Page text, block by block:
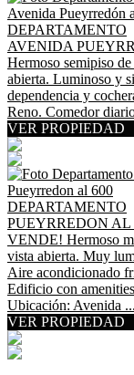
DEPARTAMENTO
AVENIDA
Hermoso semipiso
abierta. Luminoso y
dependencia y
Reno. Comedor
VER PROPIEDAD
DEPARTAMENTO
PUEYRREDON AL
VENDE! Hermoso
vista abierta. Muy
Aire acondicionado
Edificio con
Ubicación: Avenida ...
VER PROPIEDAD